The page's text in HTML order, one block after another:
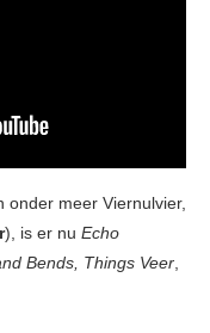
onder meer Viernulvier,
), is er nu Echo
Bends, Things Veer